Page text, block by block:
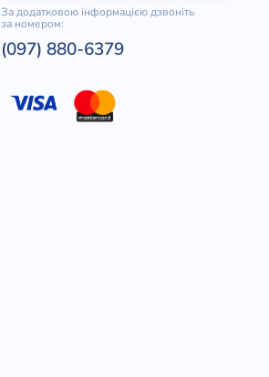
За додатковою інформацією дзвоніть
за номером:
(097) 880-6379